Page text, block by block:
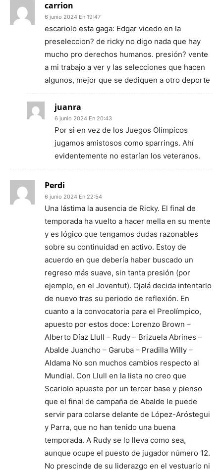
carrion
6 junio 2024 En 19:47
escariolo esta gaga: Edgar vicedo en la
preseleccion? de ricky no digo nada que hay
mucho pro derechos humanos. presión? vente
a mi trabajo a ver y las selecciones que hacen
algunos, mejor que se dediquen a otro deporte
juanra
6 junio 2024 En 20:43
Por si en vez de los Juegos Olímpicos
jugamos amistosos como sparrings. Ahí
evidentemente no estarían los veteranos.
Perdi
6 junio 2024 En 22:54
Una lástima la ausencia de Ricky. El final de
temporada ha vuelto a hacer mella en su mente
y es lógico que tengamos dudas razonables
sobre su continuidad en activo. Estoy de
acuerdo en que debería haber buscado un
regreso más suave, sin tanta presión (por
ejemplo, en el Joventut). Ojalá decida intentarlo
de nuevo tras su periodo de reflexión. En
cuanto a la convocatoria para el Preolímpico,
apuesto por estos doce: Lorenzo Brown –
Alberto Díaz Llull – Rudy – Brizuela Abrines –
Abalde Juancho – Garuba – Pradilla Willy –
Aldama No son muchos cambios respecto al
Mundial. Con Llull en la lista no creo que
Scariolo apueste por un tercer base y pienso
que el final de campaña de Abalde le puede
servir para colarse delante de López-Aróstegui
y Parra, que no han tenido una buena
temporada. A Rudy se lo lleva como sea,
aunque ocupe el puesto de jugador número 12.
No prescinde de su liderazgo en el vestuario ni